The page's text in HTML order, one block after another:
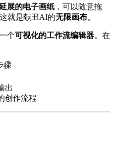
展的电子画纸 ，可以随意拖
就是献丑AI的无限画布。
个可视化的工作流编辑器。在
骤
出
创作流程